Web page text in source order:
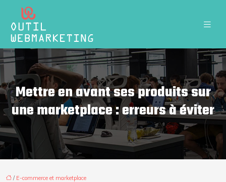
Mettre en avant ses produits sur
une marketplace : erreurs à éviter
/ E-commerce et marketplace